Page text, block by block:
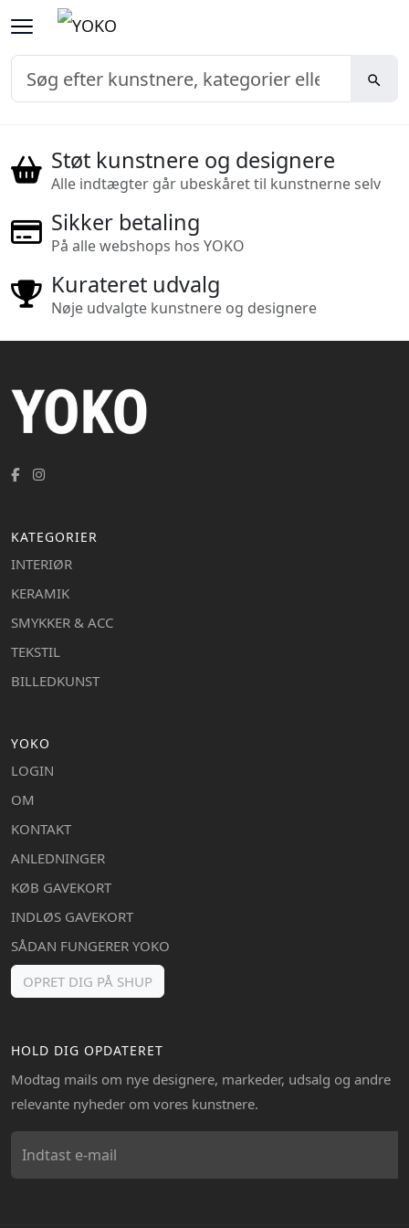
Støt kunstnere og designere
Alle indtægter går ubeskåret til kunstnerne selv
Sikker betaling
På alle webshops hos YOKO
Kurateret udvalg
Nøje udvalgte kunstnere og designere
KATEGORIER
INTERIØR
KERAMIK
SMYKKER & ACC
TEKSTIL
BILLEDKUNST
YOKO
LOGIN
OM
KONTAKT
ANLEDNINGER
KØB GAVEKORT
INDLØS GAVEKORT
SÅDAN FUNGERER YOKO
OPRET DIG PÅ SHUP
HOLD DIG OPDATERET
Modtag mails om nye designere, markeder, udsalg og andre
relevante nyheder om vores kunstnere.